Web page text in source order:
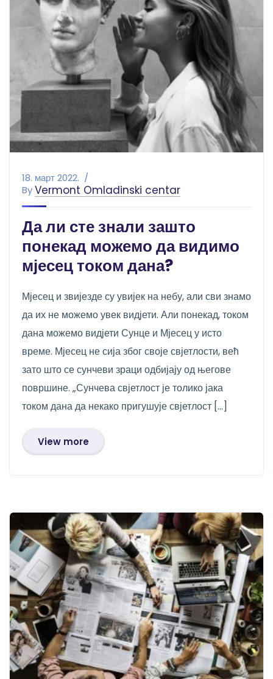
18. март 2022.
ByVermont Omladinski centar
Да ли сте знали зашто
понекад можемо да видимо
мјесец током дана?
Мјесец и звијезде су увијек на небу, али сви знамо
да их не можемо увек видјети. Али понекад, током
дана можемо видјети Сунце и Мјесец у исто
време. Мјесец не сија због своје свјетлости, већ
зато што се сунчеви зраци одбијају од његове
површине. „Сунчева свјетлост је толико јака
током дана да некако пригушује свјетлост […]
View more